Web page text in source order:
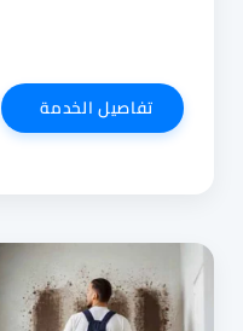
تفاصيل الخدمةشركة
تنظيف